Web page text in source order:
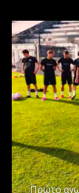
Πρώτο